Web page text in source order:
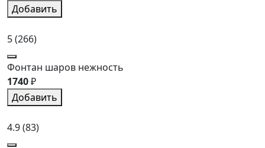
Добавить
5(266)
Фонтан шаров нежность
1740₽
Добавить
4.9(83)